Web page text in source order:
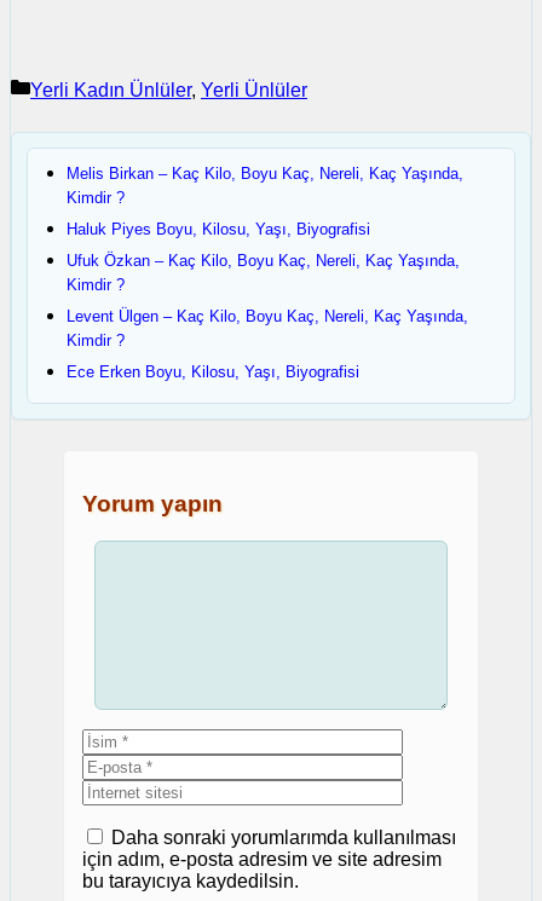
Kategoriler
Yerli Kadın Ünlüler, Yerli Ünlüler
Melis Birkan – Kaç Kilo, Boyu Kaç, Nereli, Kaç Yaşında,
Kimdir ?
Haluk Piyes Boyu, Kilosu, Yaşı, Biyografisi
Ufuk Özkan – Kaç Kilo, Boyu Kaç, Nereli, Kaç Yaşında,
Kimdir ?
Levent Ülgen – Kaç Kilo, Boyu Kaç, Nereli, Kaç Yaşında,
Kimdir ?
Ece Erken Boyu, Kilosu, Yaşı, Biyografisi
Yorum yapın
Yorum
İsim
posta
sitesi
Daha sonraki yorumlarımda kullanılması
için adım, e-posta adresim ve site adresim
bu tarayıcıya kaydedilsin.